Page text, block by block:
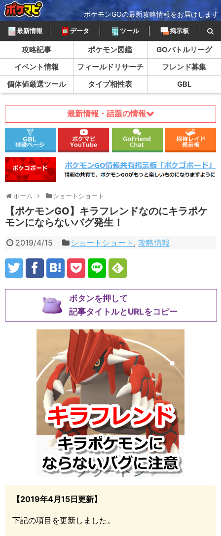
ポケモンGOの最新攻略情報をお届けします
最新情報 データ ツール 掲示板
攻略記事 ポケモン図鑑
GOバトルリーグ
イベント情報
フィールドリサーチ
フレンド募集
個体値厳選ツール
タイプ相性表 GBL
最新情報・話題の情報
ホーム ショートショート
【ポケモンGO】キラフレンドなのにキラポケ
モンにならないバグ発生！
2019/4/15 ショートショート ,攻略情報
ボタンを押して
記事タイトルとURLをコピー
【2019年4月15日更新】
下記の項目を更新しました。